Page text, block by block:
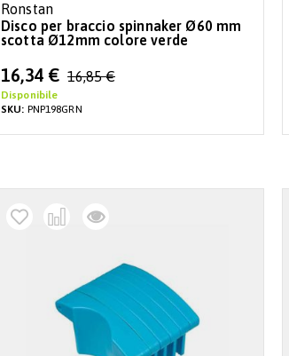
Ronstan
Disco per braccio spinnaker Ø60 mm
scotta Ø12mm colore verde
Special
Price
16,34 € 16,85 €
Disponibile
SKU: PNP198GRN